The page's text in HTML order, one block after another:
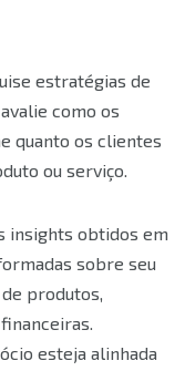
estratégias de
como os
quanto os clientes
ou serviço.
insights obtidos em
sobre seu
produtos,
esteja alinhada